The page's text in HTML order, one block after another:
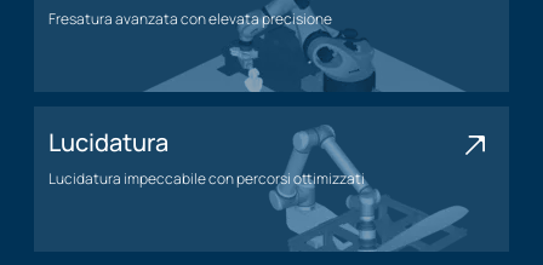
Fresatura avanzata con elevata precisione
Applicazione di fresatura
Lucidatura
Lucidatura impeccabile con percorsi ottimizzati
Applicazione della lucidatura